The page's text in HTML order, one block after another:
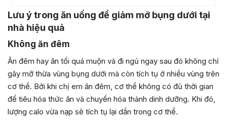
Lưu ý trong ăn uống để giảm mỡ bụng dưới tại
nhà hiệu quả
Không ăn đêm
Ăn đêm hay ăn tối quá muộn và đi ngủ ngay sau đó không chỉ
gây mỡ thừa vùng bụng dưới mà còn tích tụ ở nhiều vùng trên
cơ thể. Bởi khi chị em ăn đêm, cơ thể không có đủ thời gian
để tiêu hóa thức ăn và chuyển hóa thành dinh dưỡng. Khi đó,
lượng calo vừa nạp sẽ tích tụ lại dần trong cơ thể.